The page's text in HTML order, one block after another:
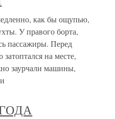
как бы ощупью,
У правого борта,
пассажиры. Перед
на месте,
заурчали машины,